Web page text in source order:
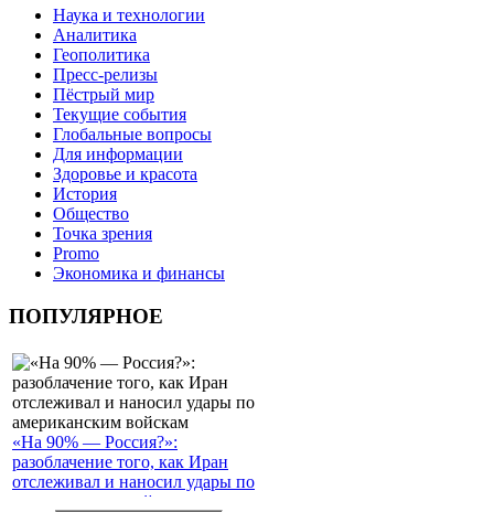
Наука и технологии
Аналитика
Геополитика
Пресс-релизы
Пёстрый мир
Текущие события
Глобальные вопросы
Для информации
Здоровье и красота
История
Общество
Точка зрения
Promo
Экономика и финансы
ПОПУЛЯРНОЕ
«На 90% — Россия?»:
разоблачение того, как Иран
отслеживал и наносил удары по
американским войскам